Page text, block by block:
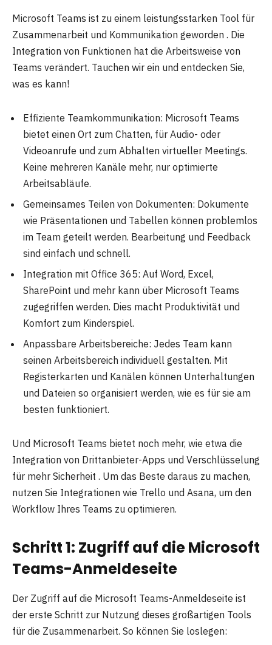
Microsoft Teams ist zu einem leistungsstarken Tool für
Zusammenarbeit und Kommunikation geworden . Die
Integration von Funktionen hat die Arbeitsweise von
Teams verändert. Tauchen wir ein und entdecken Sie,
was es kann!
Effiziente Teamkommunikation: Microsoft Teams
bietet einen Ort zum Chatten, für Audio- oder
Videoanrufe und zum Abhalten virtueller Meetings.
Keine mehreren Kanäle mehr, nur optimierte
Arbeitsabläufe.
Gemeinsames Teilen von Dokumenten: Dokumente
wie Präsentationen und Tabellen können problemlos
im Team geteilt werden. Bearbeitung und Feedback
sind einfach und schnell.
Integration mit Office 365: Auf Word, Excel,
SharePoint und mehr kann über Microsoft Teams
zugegriffen werden. Dies macht Produktivität und
Komfort zum Kinderspiel.
Anpassbare Arbeitsbereiche: Jedes Team kann
seinen Arbeitsbereich individuell gestalten. Mit
Registerkarten und Kanälen können Unterhaltungen
und Dateien so organisiert werden, wie es für sie am
besten funktioniert.
Und Microsoft Teams bietet noch mehr, wie etwa die
Integration von Drittanbieter-Apps und Verschlüsselung
für mehr Sicherheit . Um das Beste daraus zu machen,
nutzen Sie Integrationen wie Trello und Asana, um den
Workflow Ihres Teams zu optimieren.
Schritt 1: Zugriff auf die Microsoft
Teams-Anmeldeseite
Der Zugriff auf die Microsoft Teams-Anmeldeseite ist
der erste Schritt zur Nutzung dieses großartigen Tools
für die Zusammenarbeit. So können Sie loslegen: